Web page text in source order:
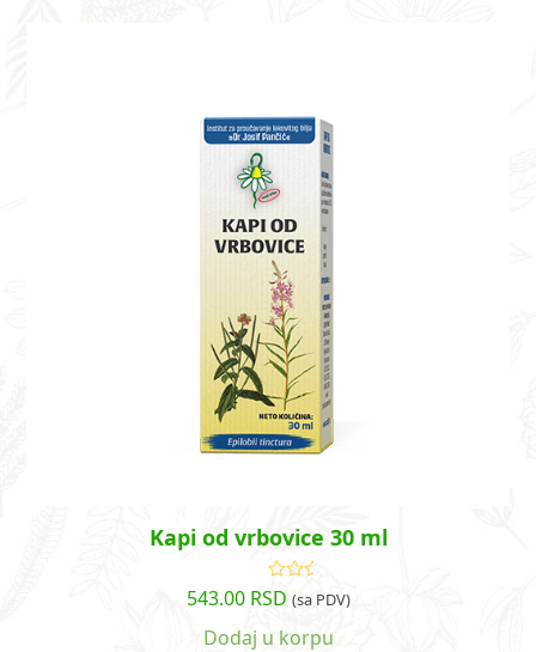
Kapi od vrbovice 30 ml
Ocenjeno
sa4.86od
543.00 RSD (sa PDV)
Dodaj u korpu